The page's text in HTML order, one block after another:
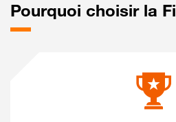
Pourquoi choisir la